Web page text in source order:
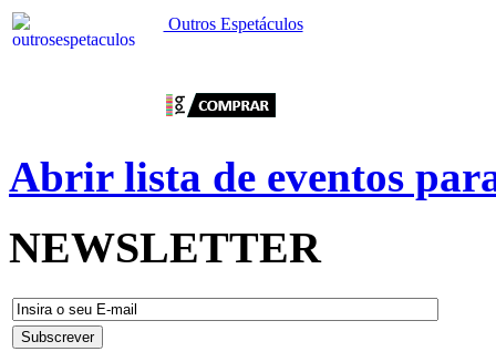
Outros Espetáculos
Abrir lista de eventos
NEWSLETTER